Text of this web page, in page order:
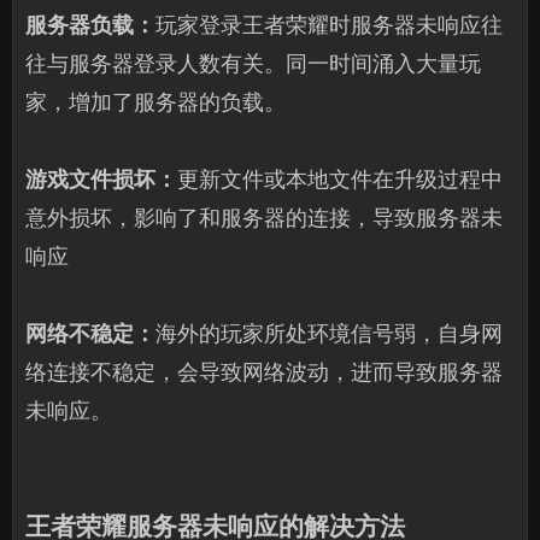
服务器负载： 玩家登录王者荣耀时服务器未响应往
往与服务器登录人数有关。同一时间涌入大量玩
家，增加了服务器的负载。
游戏文件损坏： 更新文件或本地文件在升级过程中
意外损坏，影响了和服务器的连接，导致服务器未
响应
网络不稳定： 海外的玩家所处环境信号弱，自身网
络连接不稳定，会导致网络波动，进而导致服务器
未响应。
王者荣耀服务器未响应的解决方法